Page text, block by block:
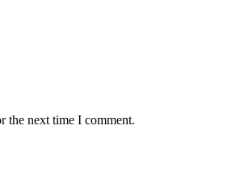
the next time I comment.